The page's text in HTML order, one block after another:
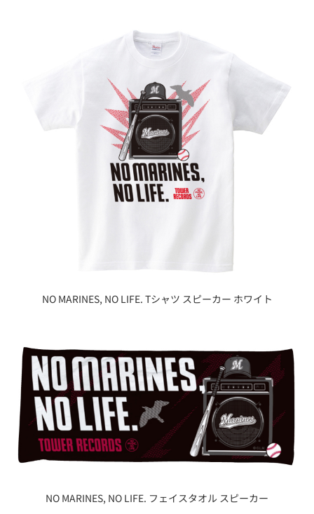
NO MARINES, NO LIFE. Tシャツ スピーカー ホワイト
NO MARINES, NO LIFE. フェイスタオル スピーカー